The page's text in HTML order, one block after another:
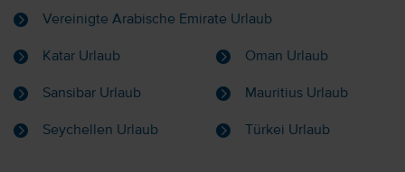
Vereinigte Arabische Emirate Urlaub
Katar Urlaub Oman Urlaub
Sansibar Urlaub Mauritius Urlaub
Seychellen Urlaub Türkei Urlaub